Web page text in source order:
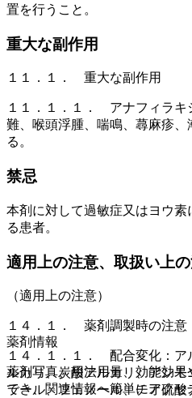
置を行うこと。
重大な副作用
１１．１． 重大な副作用
１１．１．１． アナフィラキ
難、喉頭浮腫、喘鳴、蕁麻疹
る。
禁忌
本剤に対して過敏症又はヨウ
る患者。
適用上の注意、取扱い上
（適用上の注意）
１４．１． 薬剤調製時の注意
１４．１．１． 配合変化：ア
ルカリ、炭酸アルカリ、アン
ラール、フェノール、チオ硫
薬剤情報
薬剤写真、用法用量、効能効
でき、関連情報へ簡単にアクセ